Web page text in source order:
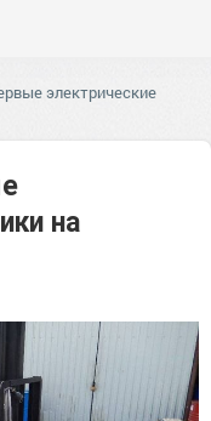
электрические
на